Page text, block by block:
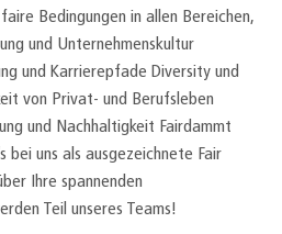
Bedingungen in allen Bereichen,
und Unternehmenskultur
und Karrierepfade Diversity und
von Privat- und Berufsleben
und Nachhaltigkeit Fairdammt
bei uns als ausgezeichnete Fair
Ihre spannenden
Teil unseres Teams!